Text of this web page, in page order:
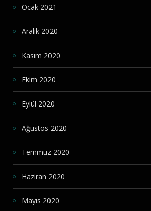
Ocak 2021
Aralık 2020
Kasım 2020
Ekim 2020
Eylül 2020
Ağustos 2020
Temmuz 2020
Haziran 2020
Mayıs 2020